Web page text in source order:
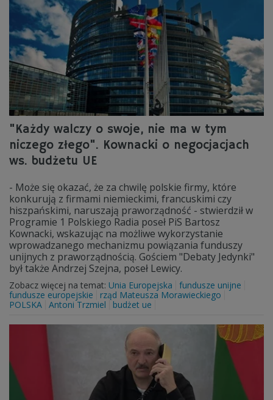
"Każdy walczy o swoje, nie ma w tym
niczego złego". Kownacki o negocjacjach
ws. budżetu UE
- Może się okazać, że za chwilę polskie firmy, które
konkurują z firmami niemieckimi, francuskimi czy
hiszpańskimi, naruszają praworządność - stwierdził w
Programie 1 Polskiego Radia poseł PiS Bartosz
Kownacki, wskazując na możliwe wykorzystanie
wprowadzanego mechanizmu powiązania funduszy
unijnych z praworządnością. Gościem "Debaty Jedynki"
był także Andrzej Szejna, poseł Lewicy.
Zobacz więcej na temat: Unia Europejska
fundusze unijne
fundusze europejskie
rząd Mateusza Morawieckiego
POLSKA Antoni Trzmiel budżet ue